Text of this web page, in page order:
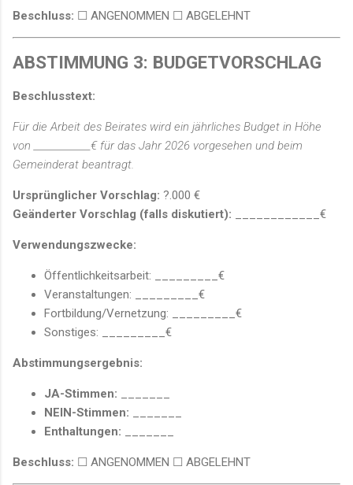
Beschluss: ☐ ANGENOMMEN ☐ ABGELEHNT
ABSTIMMUNG 3: BUDGETVORSCHLAG
Beschlusstext:
Für die Arbeit des Beirates wird ein jährliches Budget in Höhe
von ____________€ für das Jahr 2026 vorgesehen und beim
Gemeinderat beantragt.
Ursprünglicher Vorschlag: ?.000 €
Geänderter Vorschlag (falls diskutiert): ____________€
Verwendungszwecke:
Öffentlichkeitsarbeit: _________€
Veranstaltungen: _________€
Fortbildung/Vernetzung: _________€
Sonstiges: _________€
Abstimmungsergebnis:
JA-Stimmen:
NEIN-Stimmen:
Enthaltungen:
Beschluss: ☐ ANGENOMMEN ☐ ABGELEHNT